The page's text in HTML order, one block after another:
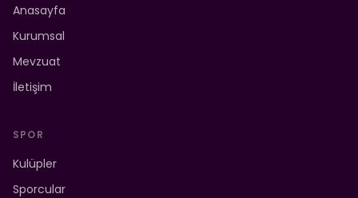
Anasayfa
Kurumsal
Mevzuat
İletişim
SPOR
Kulüpler
Sporcular